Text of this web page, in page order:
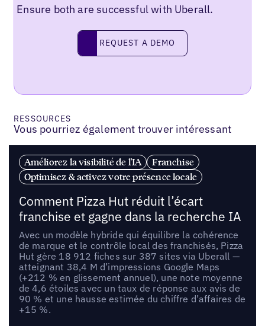
Ensure both are successful with Uberall.
request a demo
REQUEST A DEMO
RESSOURCES
Vous pourriez également trouver intéressant
Améliorez la visibilité de l'IA
Franchise
Optimisez & activez votre présence locale
Comment Pizza Hut réduit l’écart
franchise et gagne dans la recherche IA
Avec un modèle hybride qui équilibre la cohérence
de marque et le contrôle local des franchisés, Pizza
Hut gère 18 912 fiches sur 387 sites via Uberall —
atteignant 38,4 M d’impressions Google Maps
(+212 % en glissement annuel), une note moyenne
de 4,6 étoiles avec un taux de réponse aux avis de
90 % et une hausse estimée du chiffre d’affaires de
+15 %.